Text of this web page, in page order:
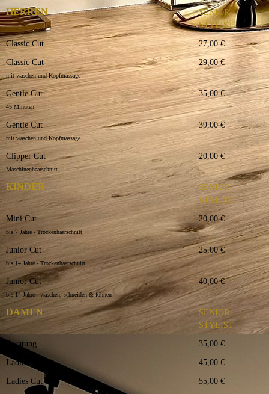
HERREN
SENIOR
STYLIST
Classic Cut 27,00 €
Classic Cut
mit waschen und Kopfmassage
29,00 €
Gentle Cut
45 Minuten
35,00 €
Gentle Cut
mit waschen und Kopfmassage
39,00 €
Clipper Cut
Maschinenhaarschnitt
20,00 €
KINDER
SENIOR
STYLIST
Mini Cut
bis 7 Jahre - Trockenhaarschnitt
20,00 €
Junior Cut
bis 14 Jahre - Trockenhaarschnitt
25,00 €
Junior Cut
bis 14 Jahre - waschen, schneiden & föhnen
40,00 €
DAMEN
SENIOR
STYLIST
Beratung 35,00 €
Ladies Cut S 45,00 €
Ladies Cut M 55,00 €